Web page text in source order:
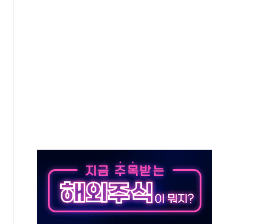
명 맞이…"마음 잇는 시간 되길"
정되나…재상고 앞두고 막판 셈법
대 최대폭 감소한 9.4%↓…유통업계 양극화 심화
'로 콜롬비아 대통령 취임식 참석
당 30mm 강한 비...호우 피해 없어
…野 "청년 우롱 기괴" vs 與 "송구한 해프닝"